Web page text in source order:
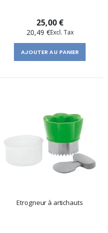
25,00 €
20,49 €
AJOUTER AU PANIER
Etrogneur à artichauts